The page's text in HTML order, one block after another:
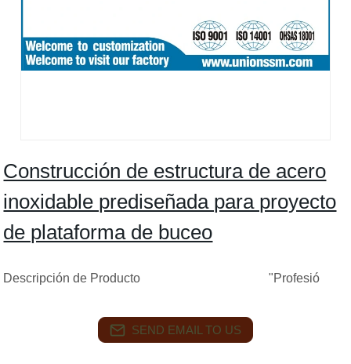
Construcción de estructura de acero
inoxidable prediseñada para proyecto
de plataforma de buceo
Descripción de Producto "Profesió
SEND EMAIL TO US